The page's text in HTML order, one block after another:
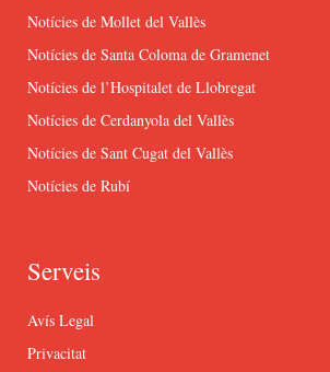
Notícies de Mollet del Vallès
Notícies de Santa Coloma de Gramenet
Notícies de l’Hospitalet de Llobregat
Notícies de Cerdanyola del Vallès
Notícies de Sant Cugat del Vallès
Notícies de Rubí
Serveis
Avís Legal
Privacitat